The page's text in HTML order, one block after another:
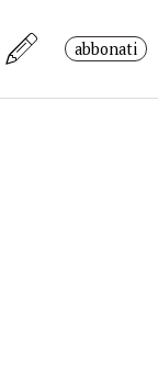
abbonati